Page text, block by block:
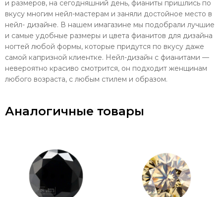
и размеров, на сегодняшний день, фианиты пришлись по
вкусу многим нейл-мастерам и заняли достойное место в
нейл- дизайне. В нашем имагазине мы подобрали лучшие
и самые удобные размеры и цвета фианитов для дизайна
ногтей любой формы, которые придутся по вкусу даже
самой капризной клиентке. Нейл-дизайн с фианитами —
невероятно красиво смотрится, он подходит женщинам
любого возраста, с любым стилем и образом.
Аналогичные товары